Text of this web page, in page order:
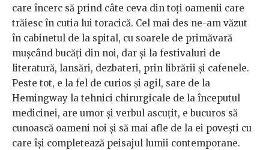
care încerc să prind câte ceva din toți oamenii care
trăiesc în cutia lui toracică. Cel mai des ne-am văzut
în cabinetul de la spital, cu soarele de primăvară
mușcând bucăți din noi, dar și la festivaluri de
literatură, lansări, dezbateri, prin librării și cafenele.
Peste tot, e la fel de curios și agil, sare de la
Hemingway la tehnici chirurgicale de la începutul
medicinei, are umor și verbul ascuțit, e bucuros să
cunoască oameni noi și să mai afle de la ei povești cu
care își completează peisajul lumii contemporane.